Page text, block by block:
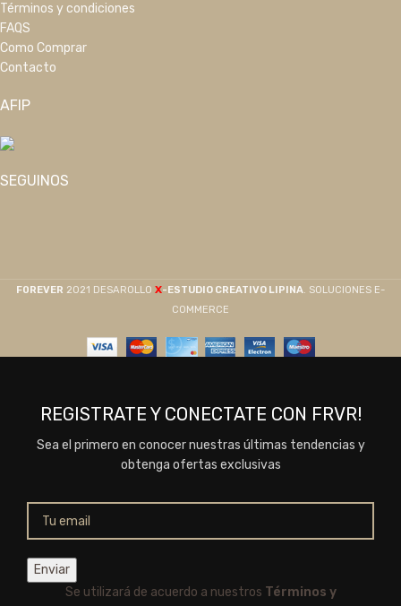
Términos y condiciones
FAQS
Como Comprar
Contacto
AFIP
SEGUINOS
F0REVER 2021 DESAROLLO X-ESTUDIO CREATIVO LIPINA. SOLUCIONES E-
COMMERCE
REGISTRATE Y CONECTATE CON FRVR!
Sea el primero en conocer nuestras últimas tendencias y
obtenga ofertas exclusivas
Se utilizará de acuerdo a nuestros Términos y